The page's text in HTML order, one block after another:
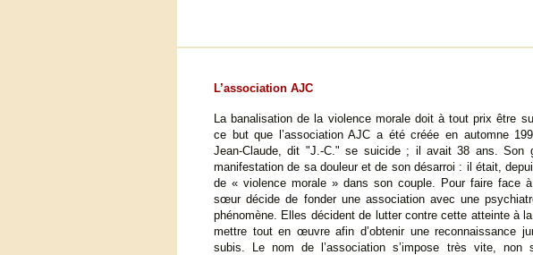
L’association AJC
La banalisation de la violence morale doit à tout prix être
ce but que l’association AJC a été créée en automne
Jean-Claude, dit "J.-C." se suicide ; il avait 38 ans. Son
manifestation de sa douleur et de son désarroi : il était,
de « violence morale » dans son couple. Pour faire face
sœur décide de fonder une association avec une
phénomène. Elles décident de lutter contre cette atteinte à
mettre tout en œuvre afin d’obtenir une reconnaissance
subis. Le nom de l’association s’impose très vite, non